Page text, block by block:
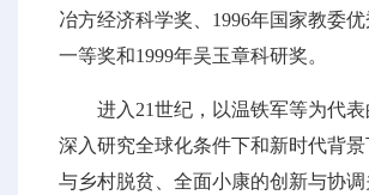
冶方经济科学奖、1996年国家教委
一等奖和1999年吴玉章科研奖。
进入21世纪，以温铁军等为代
深入研究全球化条件下和新时代背
与乡村脱贫、全面小康的创新与协调